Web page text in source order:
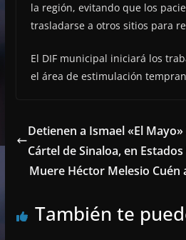
la región, evitando que los
trasladarse a otros sitios para
El DIF municipal iniciará los
el área de estimulación
Detienen a Ismael «El
Cártel de Sinaloa, en
Muere Héctor Melesio Cuén
También te